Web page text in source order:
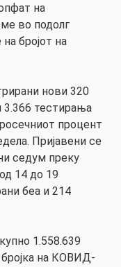
на
во подолг
бројот на
нови 320
тестирања
процент
Пријавени се
седум преку
14 до 19
беа и 214
1.558.639
на КОВИД-